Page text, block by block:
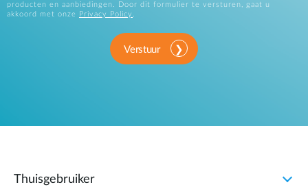
producten en aanbiedingen. Door dit formulier te versturen, gaat u
akkoord met onze
Privacy Policy .
Verstuur
Thuisgebruiker